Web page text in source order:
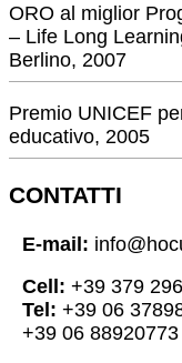
ORO al miglior
– Life Long
Berlino, 2007
Premio UNICEF
educativo, 2005
CONTATTI
E-mail:
Cell: +39 379
Tel: +39 06
+39 06 88920773